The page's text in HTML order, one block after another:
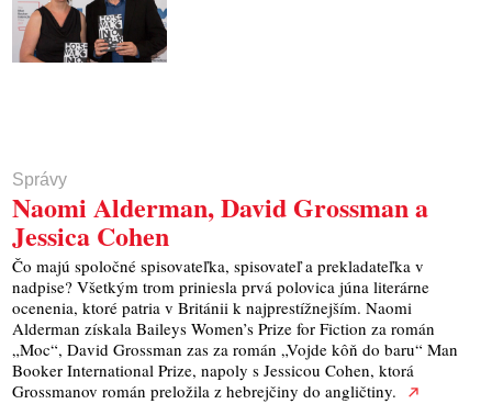
Správy
Naomi Alderman, David Grossman a
Jessica Cohen
Čo majú spoločné spisovateľka, spisovateľ a prekladateľka v
nadpise? Všetkým trom priniesla prvá polovica júna literárne
ocenenia, ktoré patria v Británii k najprestížnejším. Naomi
Alderman získala Baileys Women’s Prize for Fiction za román
„Moc“, David Grossman zas za román „Vojde kôň do baru“ Man
Booker International Prize, napoly s Jessicou Cohen, ktorá
Grossmanov román preložila z hebrejčiny do angličtiny.